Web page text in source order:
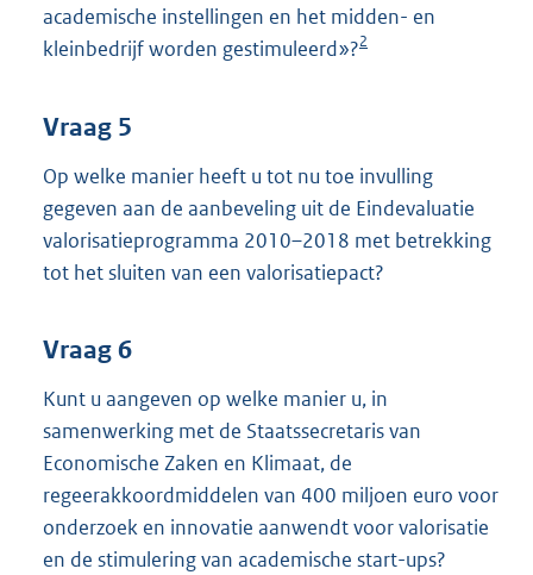
academische instellingen en het midden- en
kleinbedrijf worden gestimuleerd»?2
Vraag 5
Op welke manier heeft u tot nu toe invulling
gegeven aan de aanbeveling uit de Eindevaluatie
valorisatieprogramma 2010–2018 met betrekking
tot het sluiten van een valorisatiepact?
Vraag 6
Kunt u aangeven op welke manier u, in
samenwerking met de Staatssecretaris van
Economische Zaken en Klimaat, de
regeerakkoordmiddelen van 400 miljoen euro voor
onderzoek en innovatie aanwendt voor valorisatie
en de stimulering van academische start-ups?